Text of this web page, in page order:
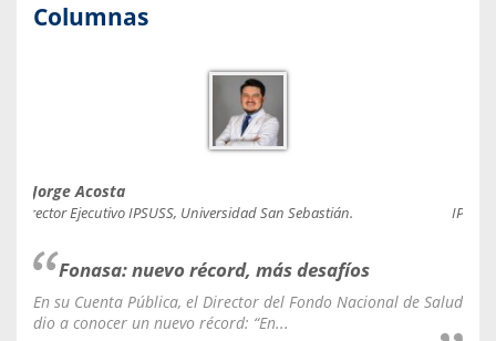
Columnas
Jorge Acosta
Director Ejecutivo IPSUSS, Universidad San Sebastián.
Fonasa: nuevo récord, más desafíos
En su Cuenta Pública, el Director del Fondo Nacional de Salud
dio a conocer un nuevo récord: “En...